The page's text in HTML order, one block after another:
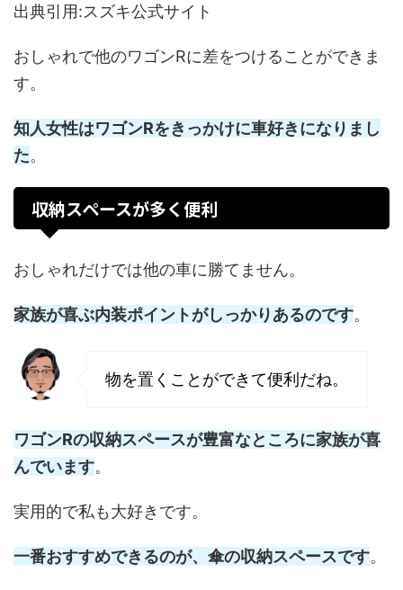
出典引用:スズキ公式サイト
おしゃれで他のワゴンRに差をつけることができま
す。
知人女性はワゴンRをきっかけに車好きになりまし
た。
収納スペースが多く便利
おしゃれだけでは他の車に勝てません。
家族が喜ぶ内装ポイントがしっかりあるのです。
物を置くことができて便利だね。
ワゴンRの収納スペースが豊富なところに家族が喜
んでいます。
実用的で私も大好きです。
一番おすすめできるのが、傘の収納スペースです。